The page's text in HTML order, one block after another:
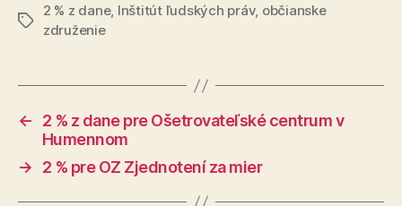
Značky
2 % z dane, Inštitút ľudských práv, občianske
združenie
←
2 % z dane pre Ošetrovateľské centrum v
Humennom
→
2 % pre OZ Zjednotení za mier